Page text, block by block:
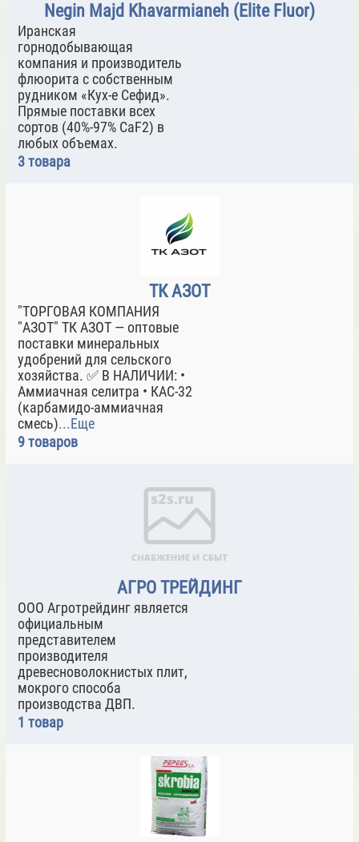
Negin Majd Khavarmianeh (Elite Fluor)
Иранская
горнодобывающая
компания и производитель
флюорита с собственным
рудником «Кух-е Сефид».
Прямые поставки всех
сортов (40%-97% CaF2) в
любых объемах.
3 товара
ТК АЗОТ
"ТОРГОВАЯ КОМПАНИЯ
"АЗОТ" ТК АЗОТ — оптовые
поставки минеральных
удобрений для сельского
хозяйства. ✅ В НАЛИЧИИ: •
Аммиачная селитра • КАС-32
(карбамидо-аммиачная
смесь)...Еще
9 товаров
АГРО ТРЕЙДИНГ
ООО Агротрейдинг является
официальным
представителем
производителя
древесноволокнистых плит,
мокрого способа
производства ДВП.
1 товар